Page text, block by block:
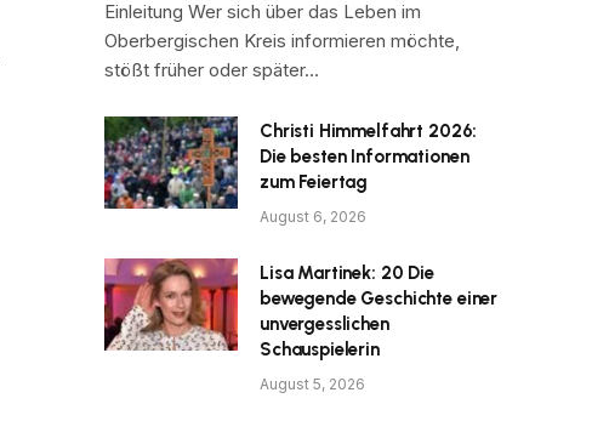
Einleitung Wer sich über das Leben im
Oberbergischen Kreis informieren möchte,
stößt früher oder später…
Christi Himmelfahrt 2026:
Die besten Informationen
zum Feiertag
August 6, 2026
Lisa Martinek: 20 Die
bewegende Geschichte einer
unvergesslichen
Schauspielerin
August 5, 2026